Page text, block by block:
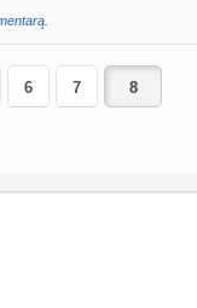
6 7